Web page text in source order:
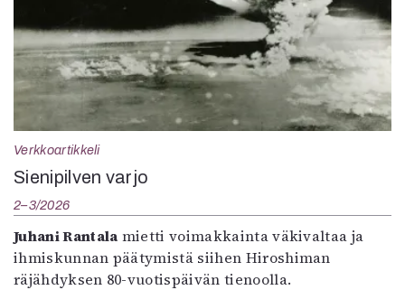
Verkkoartikkeli
Sienipilven varjo
2–3/2026
Juhani Rantala mietti voimakkainta väkivaltaa ja
ihmiskunnan päätymistä siihen Hiroshiman
räjähdyksen 80-vuotispäivän tienoolla.